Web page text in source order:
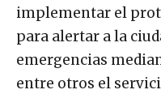
implementar el
para alertar a la
emergencias
entre otros el